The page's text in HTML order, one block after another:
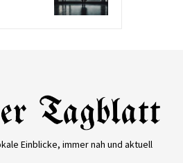
Einblicke, immer nah und aktuell